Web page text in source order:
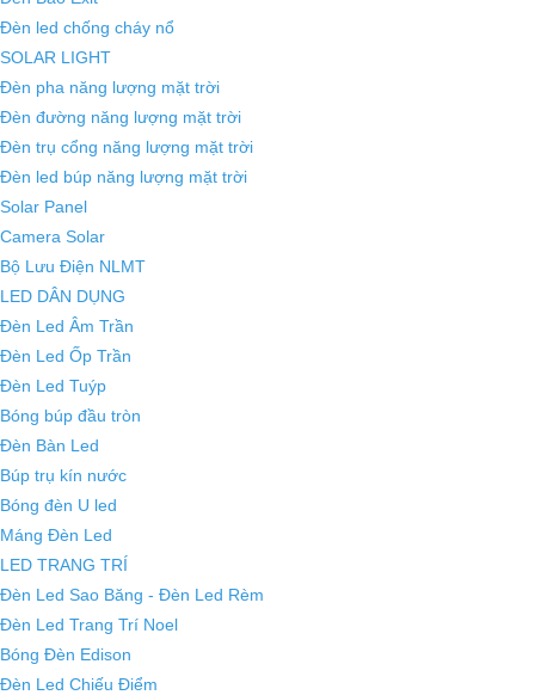
Đèn led chống cháy nổ
SOLAR LIGHT
Đèn pha năng lượng mặt trời
Đèn đường năng lượng mặt trời
Đèn trụ cổng năng lượng mặt trời
Đèn led búp năng lượng mặt trời
Solar Panel
Camera Solar
Bộ Lưu Điện NLMT
LED DÂN DỤNG
Đèn Led Âm Trần
Đèn Led Ốp Trần
Đèn Led Tuýp
Bóng búp đầu tròn
Đèn Bàn Led
Búp trụ kín nước
Bóng đèn U led
Máng Đèn Led
LED TRANG TRÍ
Đèn Led Sao Băng - Đèn Led Rèm
Đèn Led Trang Trí Noel
Bóng Đèn Edison
Đèn Led Chiếu Điểm